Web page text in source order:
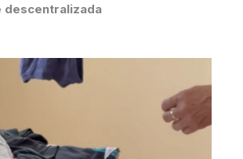
descentralizada